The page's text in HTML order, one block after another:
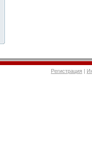
Регистрация |